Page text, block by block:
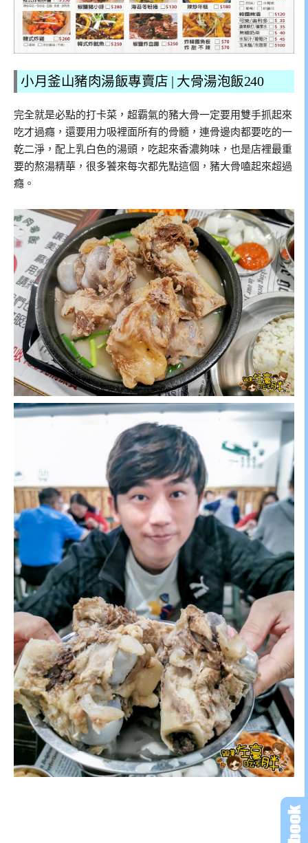
小月釜山豬肉湯飯專賣店 | 大骨湯泡飯240
完全就是必點的打卡菜，超霸氣的豬大骨一定要用雙手抓起來
吃才過癮，還要用力吸裡面所有的骨髓，連骨邊肉都要吃的一
乾二淨，配上乳白色的湯頭，吃起來香濃夠味，也是店裡最重
要的熬湯精華，很多饕來每次都先點這個，豬大骨嗑起來超過
癮。